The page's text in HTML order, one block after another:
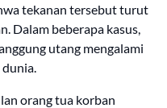
tekanan tersebut turut
Dalam beberapa kasus,
utang mengalami
orang tua korban